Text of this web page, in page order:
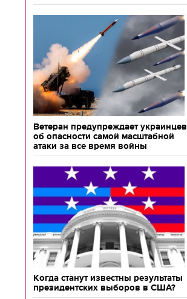
Ветеран предупреждает украинцев
об опасности самой масштабной
атаки за все время войны
Когда станут известны результаты
президентских выборов в США?